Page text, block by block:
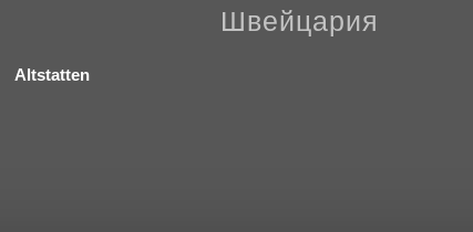
Швейцария
Altstatten